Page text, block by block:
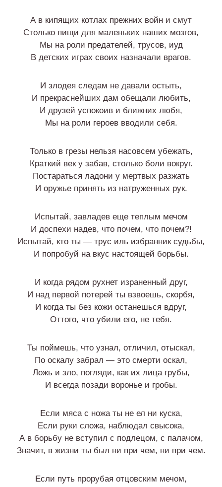
А в кипящих котлах прежних войн и смут
Столько пищи для маленьких наших мозгов,
Мы на роли предателей, трусов, иуд
В детских играх своих назначали врагов.
И злодея следам не давали остыть,
И прекраснейших дам обещали любить,
И друзей успокоив и ближних любя,
Мы на роли героев вводили себя.
Только в грезы нельзя насовсем убежать,
Краткий век у забав, столько боли вокруг.
Постараться ладони у мертвых разжать
И оружье принять из натруженных рук.
Испытай, завладев еще теплым мечом
И доспехи надев, что почем, что почем?!
Испытай, кто ты — трус иль избранник судьбы,
И попробуй на вкус настоящей борьбы.
И когда рядом рухнет израненный друг,
И над первой потерей ты взвоешь, скорбя,
И когда ты без кожи останешься вдруг,
Оттого, что убили его, не тебя.
Ты поймешь, что узнал, отличил, отыскал,
По оскалу забрал — это смерти оскал,
Ложь и зло, погляди, как их лица грубы,
И всегда позади воронье и гробы.
Если мяса с ножа ты не ел ни куска,
Если руки сложа, наблюдал свысока,
А в борьбу не вступил с подлецом, с палачом,
Значит, в жизни ты был ни при чем, ни при чем.
Если путь прорубая отцовским мечом,